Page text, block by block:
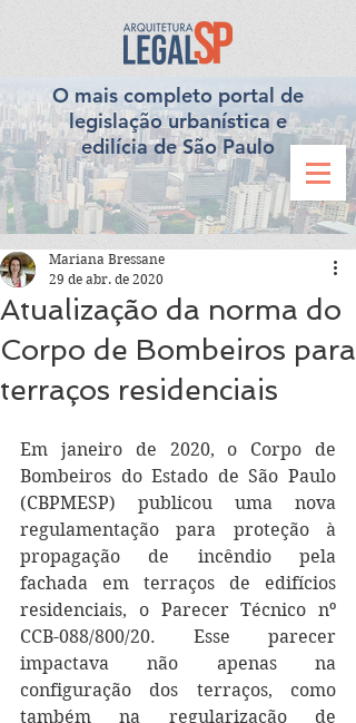
O mais completo portal de
legislação urbanística e
edilícia de São Paulo
Atualização da norma do
Corpo de Bombeiros para
terraços residenciais
Mariana Bressane
29 de abr. de 2020
Em janeiro de 2020, o Corpo de
Bombeiros do Estado de São Paulo
(CBPMESP) publicou uma nova
regulamentação para proteção à
propagação de incêndio pela
fachada em terraços de edifícios
residenciais, o Parecer Técnico nº
CCB-088/800/20. Esse parecer
impactava não apenas na
configuração dos terraços, como
também na regularização de